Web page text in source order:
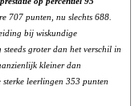
707 punten, nu slechts 688.
bij wiskundige
groter dan het verschil in
kleiner dan
leerlingen 353 punten